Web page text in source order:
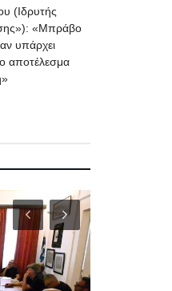
(Ιδρυτής
«Μπράβο
υπάρχει
αποτέλεσμα